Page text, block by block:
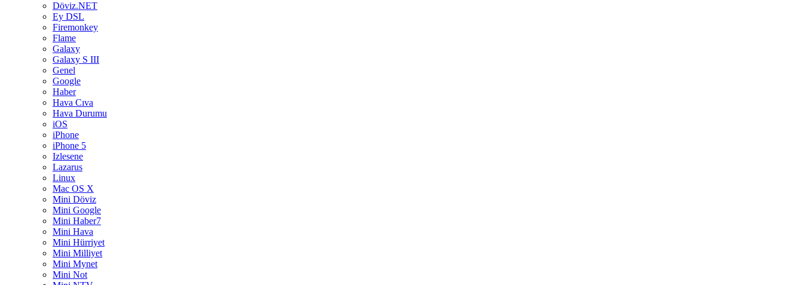
Döviz.NET
Ey DSL
Firemonkey
Flame
Galaxy
Galaxy S III
Genel
Google
Haber
Hava Cıva
Hava Durumu
iOS
iPhone
iPhone 5
Izlesene
Lazarus
Linux
Mac OS X
Mini Döviz
Mini Google
Mini Haber7
Mini Hava
Mini Hürriyet
Mini Milliyet
Mini Mynet
Mini Not